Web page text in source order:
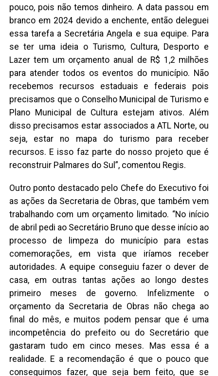
pouco, pois não temos dinheiro. A data passou em
branco em 2024 devido a enchente, então deleguei
essa tarefa a Secretária Angela e sua equipe. Para
se ter uma ideia o Turismo, Cultura, Desporto e
Lazer tem um orçamento anual de R$ 1,2 milhões
para atender todos os eventos do município. Não
recebemos recursos estaduais e federais pois
precisamos que o Conselho Municipal de Turismo e
Plano Municipal de Cultura estejam ativos. Além
disso precisamos estar associados a ATL Norte, ou
seja, estar no mapa do turismo para receber
recursos. E isso faz parte do nosso projeto que é
reconstruir Palmares do Sul”, comentou Regis.
Outro ponto destacado pelo Chefe do Executivo foi
as ações da Secretaria de Obras, que também vem
trabalhando com um orçamento limitado. “No início
de abril pedi ao Secretário Bruno que desse início ao
processo de limpeza do município para estas
comemorações, em vista que iríamos receber
autoridades. A equipe conseguiu fazer o dever de
casa, em outras tantas ações ao longo destes
primeiro meses de governo. Infelizmente o
orçamento da Secretaria de Obras não chega ao
final do mês, e muitos podem pensar que é uma
incompetência do prefeito ou do Secretário que
gastaram tudo em cinco meses. Mas essa é a
realidade. E a recomendação é que o pouco que
conseguimos fazer, que seja bem feito, que se